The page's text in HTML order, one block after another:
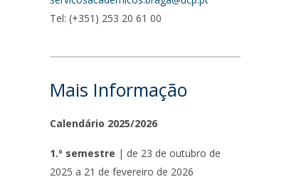
Tel: (+351) 253 20 61 00
Mais Informação
Calendário 2025/2026
1.º semestre | de 23 de outubro de
2025 a 21 de fevereiro de 2026